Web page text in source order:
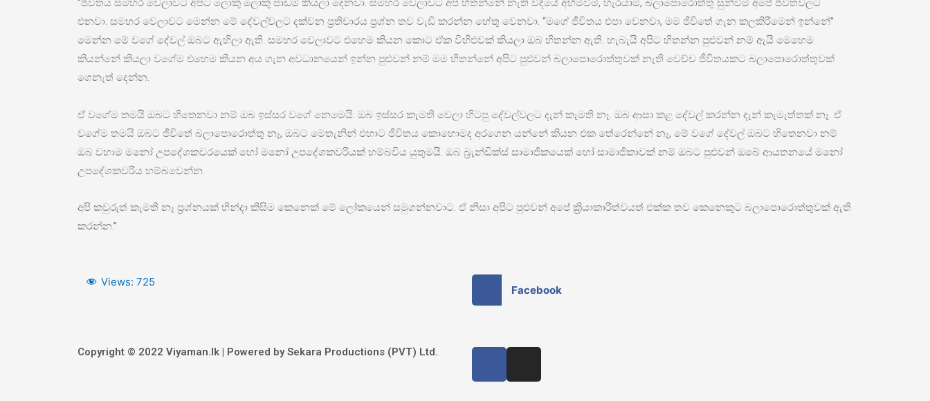
“ජීවිතය සමහර වෙලාවට අපිට ලොකු ලොකු පාඩම් කියලා දෙනවා. සමහර වෙලාවට අපි හිතන්නේ නැති විදියේ අහිමිවීම්, හැරයාම්, බලාපොරොත්තු සුන්වීම් අපේ ජීවිතවලට
එනවා. සමහර වෙලාවට මෙන්න මේ දේවල්වලට දක්වන ප්‍රතිචාරය ප්‍රශ්න තව වැඩි කරන්න හේතු වෙනවා. “මගේ ජීවිතය එපා වෙනවා, මම ජීවිතේ ගැන කලකිරීමෙන් ඉන්නේ”
මෙන්න මේ වගේ දේවල් ඔබට ඇහිලා ඇති. සමහර වෙලාවට එහෙම කියන කොට ඒක විහිළුවක් කියලා ඔබ හිතන්න ඇති. හැබැයි අපිට හිතන්න පුළුවන් නම් ඇයි මෙහෙම
කියන්නේ කියලා වගේම එහෙම කියන අය ගැන අවධානයෙන් ඉන්න පුළුවන් නම් මම හිතන්නේ අපිට පුළුවන් බලාපොරොත්තුවක් නැති වෙච්ච ජීවිතයකට බලාපොරොත්තුවක්
ගෙනැත් දෙන්න.
ඒ වගේම තමයි ඔබට හිතෙනවා නම් ඔබ ඉස්සර වගේ නෙමෙයි. ඔබ ඉස්සර කැමති වෙලා හිටපු දේවල්වලට දැන් කැමති නෑ. ඔබ ආසා කළ දේවල් කරන්න දැන් කැමැත්තක් නෑ. ඒ
වගේම තමයි ඔබට ජීවිතේ බලාපොරොත්තු නෑ, ඔබට මෙතැනින් එහාට ජීවිතය කොහොමද අරගෙන යන්නේ කියන එක තේරෙන්නේ නෑ, මේ වගේ දේවල් ඔබට හිතෙනවා නම්
ඔබ වහාම මනෝ උපදේශකවරයෙක් හෝ මනෝ උපදේශකවරියක් හම්බවිය යුතුමයි. ඔබ බ්‍රැන්ඩික්ස් සාමාජිකයෙක් හෝ සාමාජිකාවක් නම් ඔබට පුළුවන් ඔබේ ආයතනයේ මනෝ
උපදේශකවරිය හම්බවෙන්න.
අපි කවුරුත් කැමති නෑ ප්‍රශ්නයක් හින්දා කිසිම කෙනෙක් මේ ලෝකයෙන් සමුගන්නවාට. ඒ නිසා අපිට පුළුවන් අපේ ක්‍රියාකාරීත්වයත් එක්ක තව කෙනෙකුට බලාපොරොත්තුවක් ඇති
කරන්න.”
Views: 725
Facebook
Copyright © 2022 Viyaman.lk | Powered by Sekara Productions (PVT) Ltd.